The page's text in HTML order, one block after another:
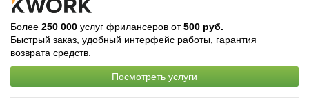
Более 250 000 услуг фрилансеров от500 руб.
Быстрый заказ, удобный интерфейс работы, гарантия
возврата средств.
Посмотреть услуги